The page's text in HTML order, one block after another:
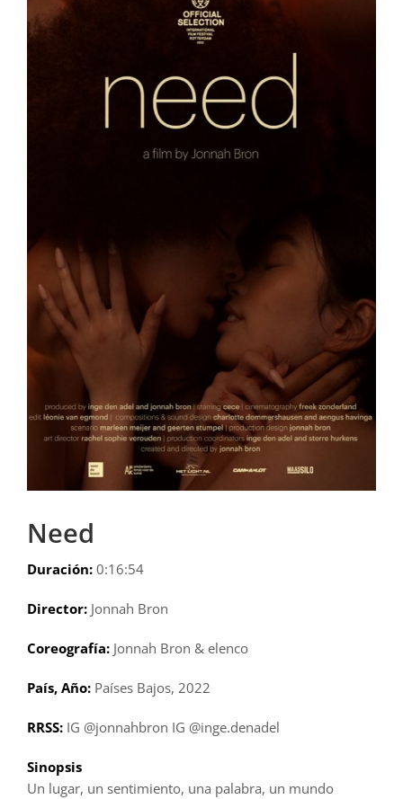
Need
Duración: 0:16:54
Director:Jonnah Bron
Coreografía:Jonnah Bron & elenco
País, Año:Países Bajos, 2022
RRSS:IG @jonnahbron IG @inge.denadel
Sinopsis
Un lugar, un sentimiento, una palabra, un mundo